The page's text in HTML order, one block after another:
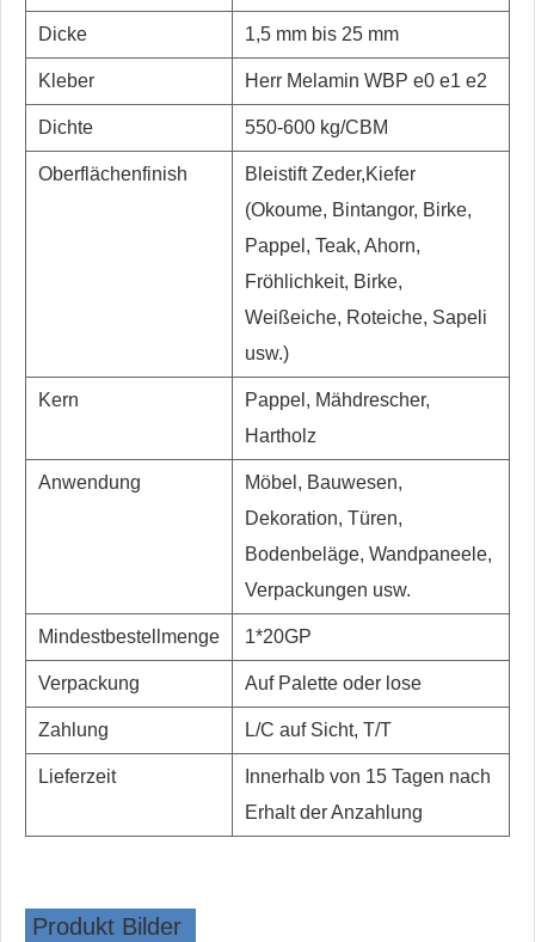
Dicke 1,5 mm bis 25 mm
Kleber Herr Melamin WBP e0 e1 e2
Dichte 550-600 kg/CBM
Oberflächenfinish Bleistift Zeder,Kiefer
(Okoume, Bintangor, Birke,
Pappel, Teak, Ahorn,
Fröhlichkeit, Birke,
Weißeiche, Roteiche, Sapeli
usw.)
Kern
Pappel, Mähdrescher,
Hartholz
Anwendung
Möbel, Bauwesen,
Dekoration, Türen,
Bodenbeläge, Wandpaneele,
Verpackungen usw.
Mindestbestellmenge 1*20GP
Verpackung Auf Palette oder lose
Zahlung L/C auf Sicht, T/T
Lieferzeit
Innerhalb von 15 Tagen nach
Erhalt der Anzahlung
Produkt Bilder